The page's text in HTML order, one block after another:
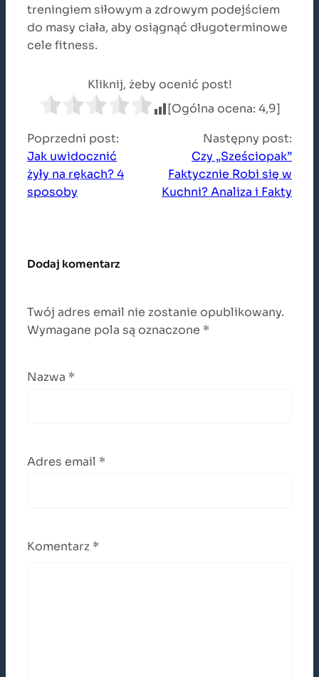
treningiem siłowym a zdrowym podejściem
do masy ciała, aby osiągnąć długoterminowe
cele fitness.
Kliknij, żeby ocenić post!
[Ogólna ocena: 4,9]
Poprzedni post:
Jak uwidocznić
żyły na rękach? 4
sposoby
Następny post:
Czy „Sześciopak”
Faktycznie Robi się w
Kuchni? Analiza i Fakty
Dodaj komentarz
Twój adres email nie zostanie opublikowany.
Wymagane pola są oznaczone *
Nazwa *
Adres email *
Komentarz *